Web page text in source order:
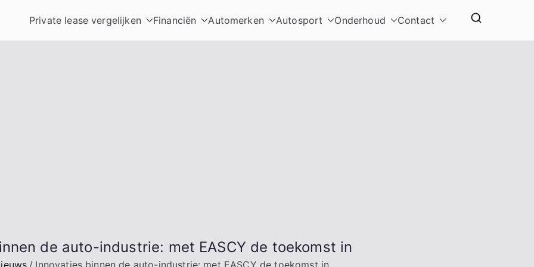
Private lease vergelijken Financiën Automerken Autosport Onderhoud Contact
de auto-industrie: met EASCY de toekomst in
Innovaties binnen de auto-industrie: met EASCY de toekomst in